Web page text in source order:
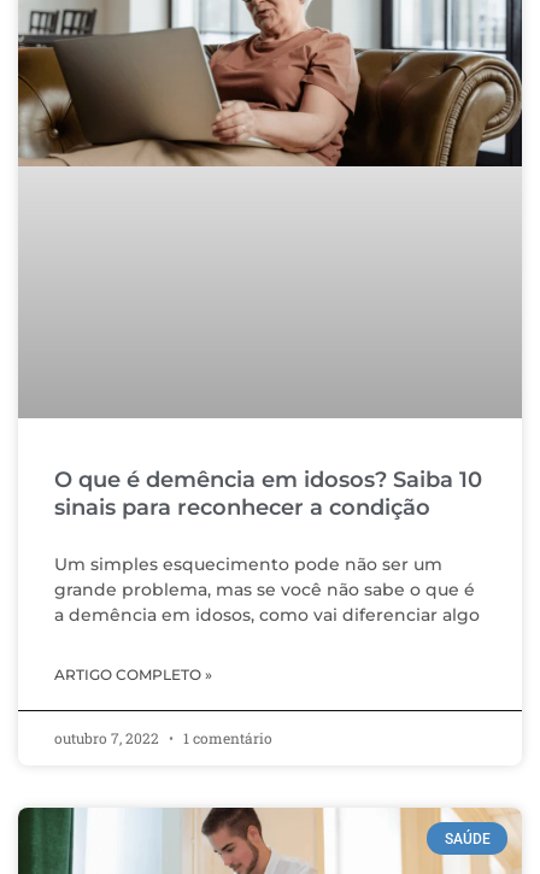
O que é demência em idosos? Saiba 10
sinais para reconhecer a condição
Um simples esquecimento pode não ser um
grande problema, mas se você não sabe o que é
a demência em idosos, como vai diferenciar algo
ARTIGO COMPLETO »
outubro 7, 2022 1 comentário
SAÚDE